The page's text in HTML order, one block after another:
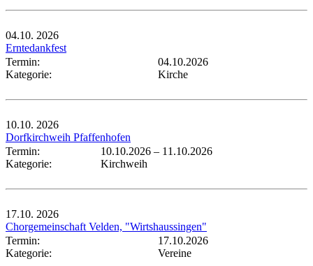
04.10. 2026
Erntedankfest
Termin:
04.10.2026
Kategorie:
Kirche
10.10. 2026
Dorfkirchweih Pfaffenhofen
Termin:
10.10.2026 – 11.10.2026
Kategorie:
Kirchweih
17.10. 2026
Chorgemeinschaft Velden, "Wirtshaussingen"
Termin:
17.10.2026
Kategorie:
Vereine